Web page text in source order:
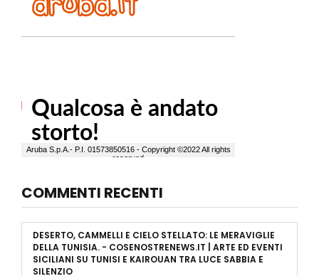
COMMENTI RECENTI
DESERTO, CAMMELLI E CIELO STELLATO: LE MERAVIGLIE
DELLA TUNISIA. - COSENOSTRENEWS.IT | ARTE ED EVENTI
SICILIANI SU TUNISI E KAIROUAN TRA LUCE SABBIA E
SILENZIO